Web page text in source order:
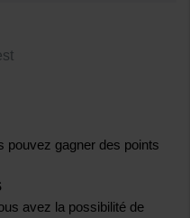
pouvez gagner des points
avez la possibilité de